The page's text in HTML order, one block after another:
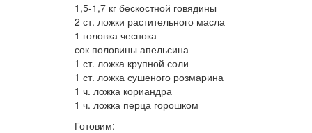
1,5-1,7 кг бескостной говядины
2 ст. ложки растительного масла
1 головка чеснока
сок половины апельсина
1 ст. ложка крупной соли
1 ст. ложка сушеного розмарина
1 ч. ложка кориандра
1 ч. ложка перца горошком
Готовим: